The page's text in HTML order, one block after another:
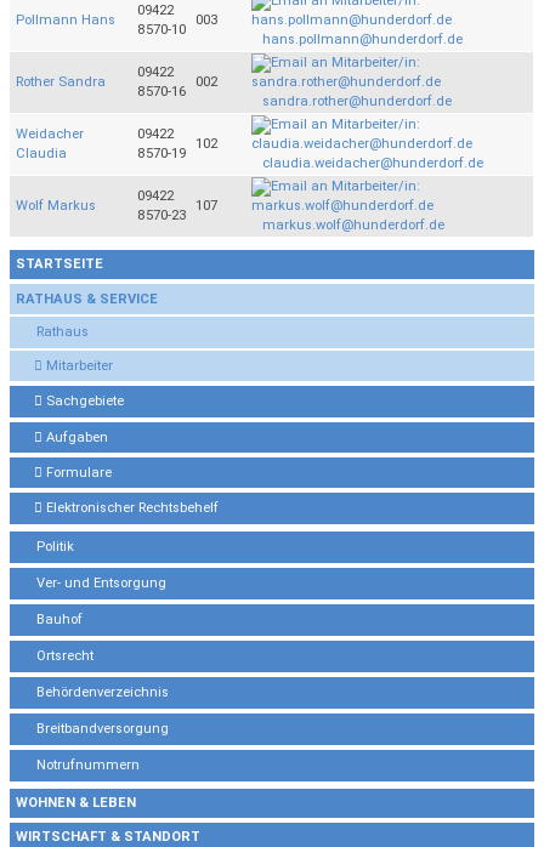
STARTSEITE
RATHAUS & SERVICE
Rathaus
Mitarbeiter
Sachgebiete
Aufgaben
Formulare
Elektronischer Rechtsbehelf
Politik
Ver- und Entsorgung
Bauhof
Ortsrecht
Behördenverzeichnis
Breitbandversorgung
Notrufnummern
WOHNEN & LEBEN
WIRTSCHAFT & STANDORT
Pollmann Hans
09422
8570-10
003
hans.pollmann@hunderdorf.de
Rother Sandra
09422
8570-16
002
sandra.rother@hunderdorf.de
Weidacher
Claudia
09422
8570-19
102
claudia.weidacher@hunderdorf.de
Wolf Markus
09422
8570-23
107
markus.wolf@hunderdorf.de